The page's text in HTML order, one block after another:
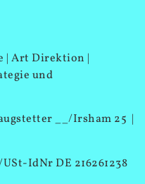
| Art Direktion |
und
__/Irsham 25 |
IdNr DE 216261238